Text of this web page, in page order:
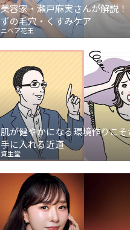
美容家・瀬戸麻実さんが解説！
ずの毛穴・くすみケア
ニベア花王
肌が健やかになる環境作りこ
手に入れる近道
資生堂